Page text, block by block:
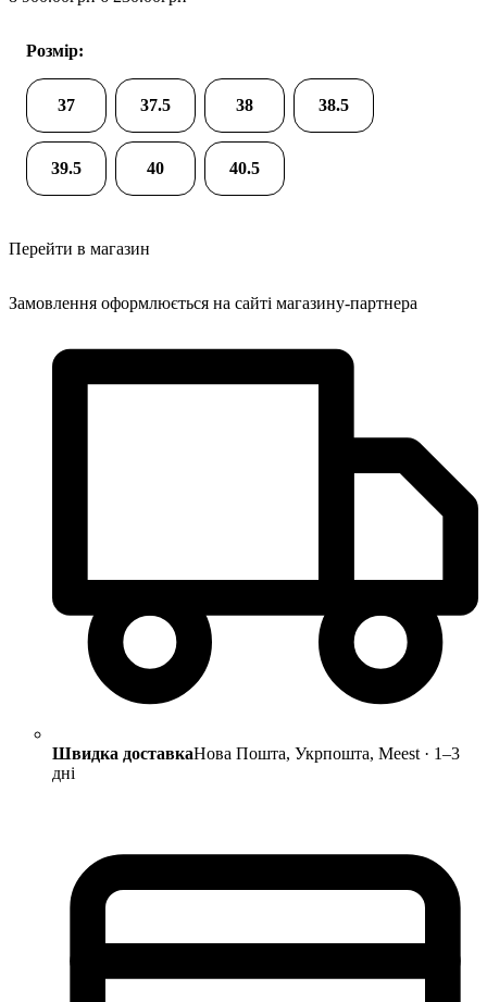
Розмір:
37 37.5 38 38.5
39.5 40 40.5
Перейти в магазин
Замовлення оформлюється на сайті магазину-партнера
Швидка доставкаНова Пошта, Укрпошта, Meest · 1–3
дні